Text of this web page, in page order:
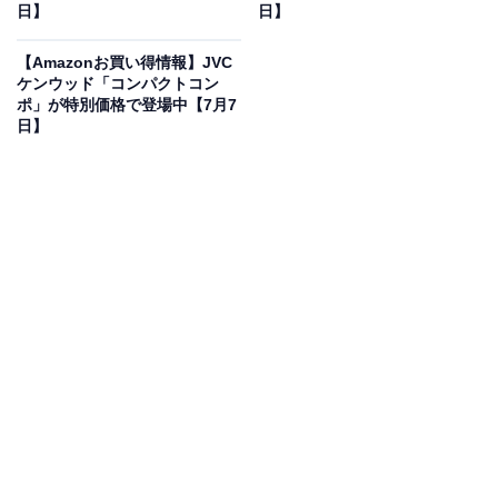
オールアバウトに還元されることがあります。
HiKOKI(ハイコーキ)「マルノコ」の「FC6MA3」
は
日】
日】
【Amazonお買い得情報】JVC
ケンウッド「コンパクトコン
ポ」が特別価格で登場中【7月7
日】